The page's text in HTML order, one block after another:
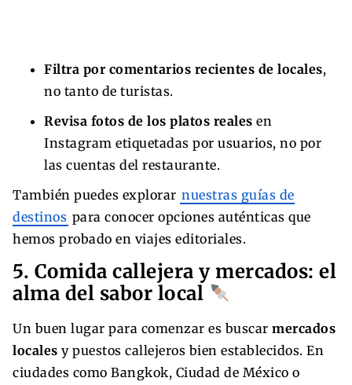
Filtra por comentarios recientes de locales,
no tanto de turistas.
Revisa fotos de los platos reales en
Instagram etiquetadas por usuarios, no por
las cuentas del restaurante.
También puedes explorar nuestras guías de
destinos para conocer opciones auténticas que
hemos probado en viajes editoriales.
5. Comida callejera y mercados: el
alma del sabor local
Un buen lugar para comenzar es buscar mercados
locales y puestos callejeros bien establecidos. En
ciudades como Bangkok, Ciudad de México o